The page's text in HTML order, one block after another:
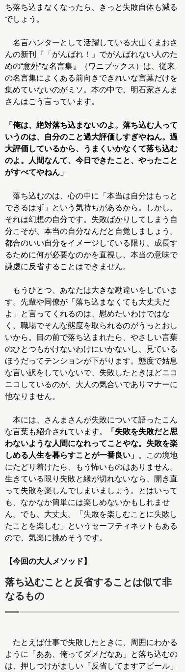
ち落ち込まなくなったら、きっと失敗自体も減る
でしょう。
名言ハンターとして活躍している大山くまおさ
んの新刊『「がんばれ！」でがんばれない人のた
めの“意外”な名言集』（ワニブックス）は、従来
の名言集によくある前向きできれいな言葉だけを
集めていないのがミソ。本の中で、明石家さんま
さんはこう言っています。
「俺は、絶対落ち込まないのよ。落ち込む人って
いうのは、自分のこと過大評価しすぎやねん。過
大評価しているから、うまくいかなくて落ち込む
のよ。人間なんて、今日できたこと、やったこと
がすべてやねん」
落ち込むのは、心の中に「本当は自分はもっと
できるはず」という気持ちがあるから。しかし、
それは幻想の自分です。失敗ばかりしてしまう自
分こそが、本当の自分なんだと自覚しましょう。
都合のいい自分をイメージしている限り、成長す
るために何が必要なのかを直視し、本当の意味で
謙虚に反省することはできません。
もうひとつ、あなたは大きな勘違いをしていま
す。先輩や同僚が「落ち込まなくても大丈夫だ
よ」と言ってくれるのは、慰めたいわけではな
く、職場でそんな態度を取られるのがうっとおし
いから。目の前で落ち込まれたら、やさしい言葉
のひとつもかけないわけにいかないし、見ている
ほうだってテンションが下がります。態度で姑息
な言い訳をしていないで、失敗したときほどニコ
ニコしているのが、大人の気合いでありマナーに
他なりません。
本には、さんまさんが失敗について語ったこん
な言葉も紹介されています。
「失敗を失敗だと思
わないような人間になれってことやな。失敗を楽
しめる人生を暮らすことが一番良い」 。この境地
にたどり着けたら、もう怖いものはありません。
生きている限り失敗と縁が切れないなら、開き直
って失敗を楽しんでしまいましょう。とはいって
も、なかなか簡単には楽しめないかもしれませ
ん。でも、大丈夫。「失敗を楽しむことに失敗し
たことを楽しむ」というセーフティネットもある
ので、気楽に挑めそうです。
【今回の大人メソッド】
落ち込むことと反省することは似て非
なるもの
たとえば仕事で失敗したときに、周囲にわかる
ように「ああ、俺ってダメだなあ」と落ち込むの
は、押しつけがましい「反省してますアピール」